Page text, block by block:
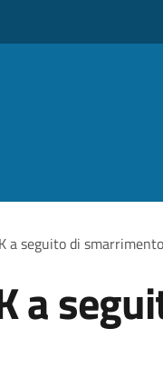
a seguito di smarrimento
a